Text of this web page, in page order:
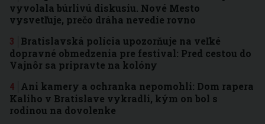
vyvolala búrlivú diskusiu. Nové Mesto
vysvetľuje, prečo dráha nevedie rovno
Bratislavská polícia upozorňuje na veľké
dopravné obmedzenia pre festival: Pred cestou do
Vajnôr sa pripravte na kolóny
Ani kamery a ochranka nepomohli: Dom rapera
Kaliho v Bratislave vykradli, kým on bol s
rodinou na dovolenke